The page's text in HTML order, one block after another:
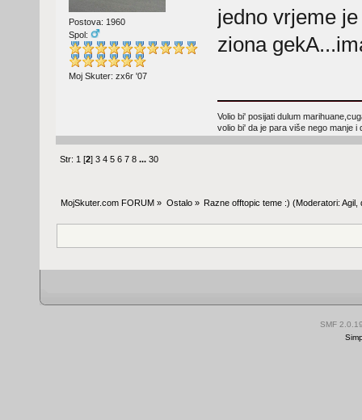
Postova: 1960
Spol:
Moj Skuter: zx6r '07
jedno vrjeme
ziona
Volio bi' posijati dulum
volio bi' da je para više nego manje
Str: 1 [2]3 4 5 6 7 8 ...30
MojSkuter.com FORUM » Ostalo» Razne offtopic teme :) (Moderatori: Agil,
SMF